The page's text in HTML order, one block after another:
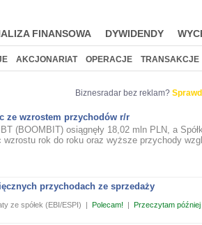
FINANSOWA DYWIDENDY
AKCJONARIAT OPERACJE TRANSAKCJE
Biznesradar bez reklam?
ze wzrostem przychodów r/r
(BOOMBIT) osiągnęły 18,02 mln PLN, a
wzrostu rok do roku oraz wyższe przychody
przychodach ze sprzedaży
ze spółek (EBI/ESPI) | Polecam! | Przeczytam później